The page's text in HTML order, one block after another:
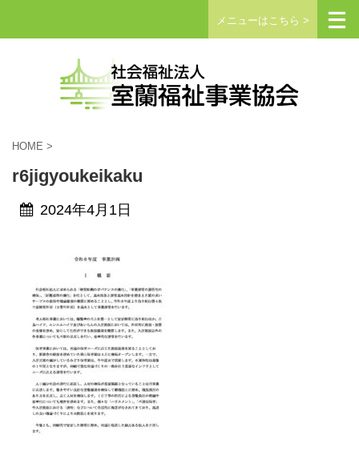
メニューはこちら >
HOME >
r6jigyoukeikaku
2024年4月1日